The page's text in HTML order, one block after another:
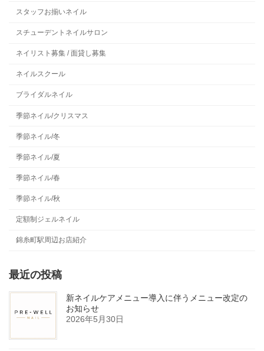
スタッフお揃いネイル
スチューデントネイルサロン
ネイリスト募集 / 面貸し募集
ネイルスクール
ブライダルネイル
季節ネイル/クリスマス
季節ネイル/冬
季節ネイル/夏
季節ネイル/春
季節ネイル/秋
定額制ジェルネイル
錦糸町駅周辺お店紹介
最近の投稿
新ネイルケアメニュー導入に伴うメニュー改定の
お知らせ
2026年5月30日